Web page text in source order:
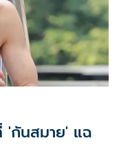
'กันสมาย' แฉ